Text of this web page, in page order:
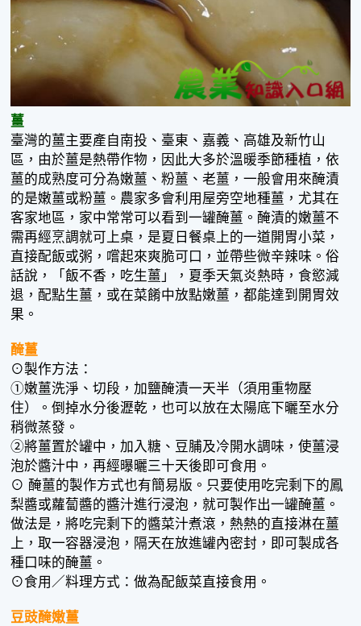
薑
臺灣的薑主要產自南投、臺東、嘉義、高雄及新竹山
區，由於薑是熱帶作物，因此大多於溫暖季節種植，依
薑的成熟度可分為嫩薑、粉薑、老薑，一般會用來醃漬
的是嫩薑或粉薑。農家多會利用屋旁空地種薑，尤其在
客家地區，家中常常可以看到一罐醃薑。醃漬的嫩薑不
需再經烹調就可上桌，是夏日餐桌上的一道開胃小菜，
直接配飯或粥，嚐起來爽脆可口，並帶些微辛辣味。俗
話說，「飯不香，吃生薑」，夏季天氣炎熱時，食慾減
退，配點生薑，或在菜餚中放點嫩薑，都能達到開胃效
果。
醃薑
⊙製作方法：
①嫩薑洗淨、切段，加鹽醃漬一天半（須用重物壓
住）。倒掉水分後瀝乾，也可以放在太陽底下曬至水分
稍微蒸發。
②將薑置於罐中，加入糖、豆脯及冷開水調味，使薑浸
泡於醬汁中，再經曝曬三十天後即可食用。
⊙ 醃薑的製作方式也有簡易版。只要使用吃完剩下的鳳
梨醬或蘿蔔醬的醬汁進行浸泡，就可製作出一罐醃薑。
做法是，將吃完剩下的醬菜汁煮滾，熱熱的直接淋在薑
上，取一容器浸泡，隔天在放進罐內密封，即可製成各
種口味的醃薑。
⊙食用／料理方式：做為配飯菜直接食用。
豆豉醃嫩薑